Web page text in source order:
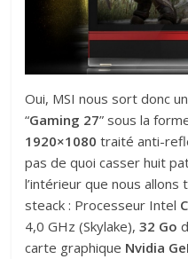
Oui, MSI nous sort donc
“Gaming 27” sous la
1920×1080traité anti-
pas de quoi casser huit
l’intérieur que nous
steack : Processeur Intel
4,0 GHz (Skylake),32 Go
carte graphique Nvidia